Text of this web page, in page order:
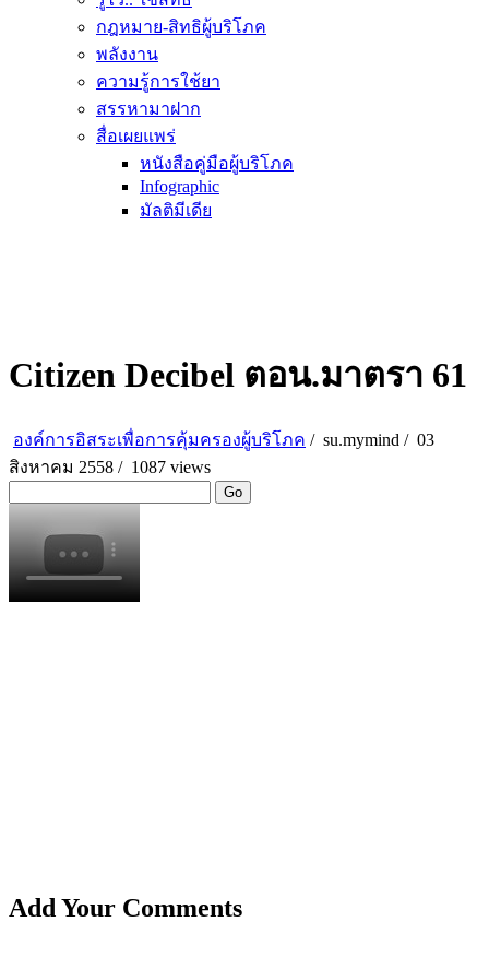
กฎหมาย-สิทธิผู้บริโภค
พลังงาน
ความรู้การใช้ยา
สรรหามาฝาก
สื่อเผยแพร่
หนังสือคู่มือผู้บริโภค
Infographic
มัลติมีเดีย
Citizen Decibel ตอน.มาตรา 61
องค์การอิสระเพื่อการคุ้มครองผู้บริโภค / su.mymind / 03
สิงหาคม 2558 / 1087 views
Go
Add Your Comments